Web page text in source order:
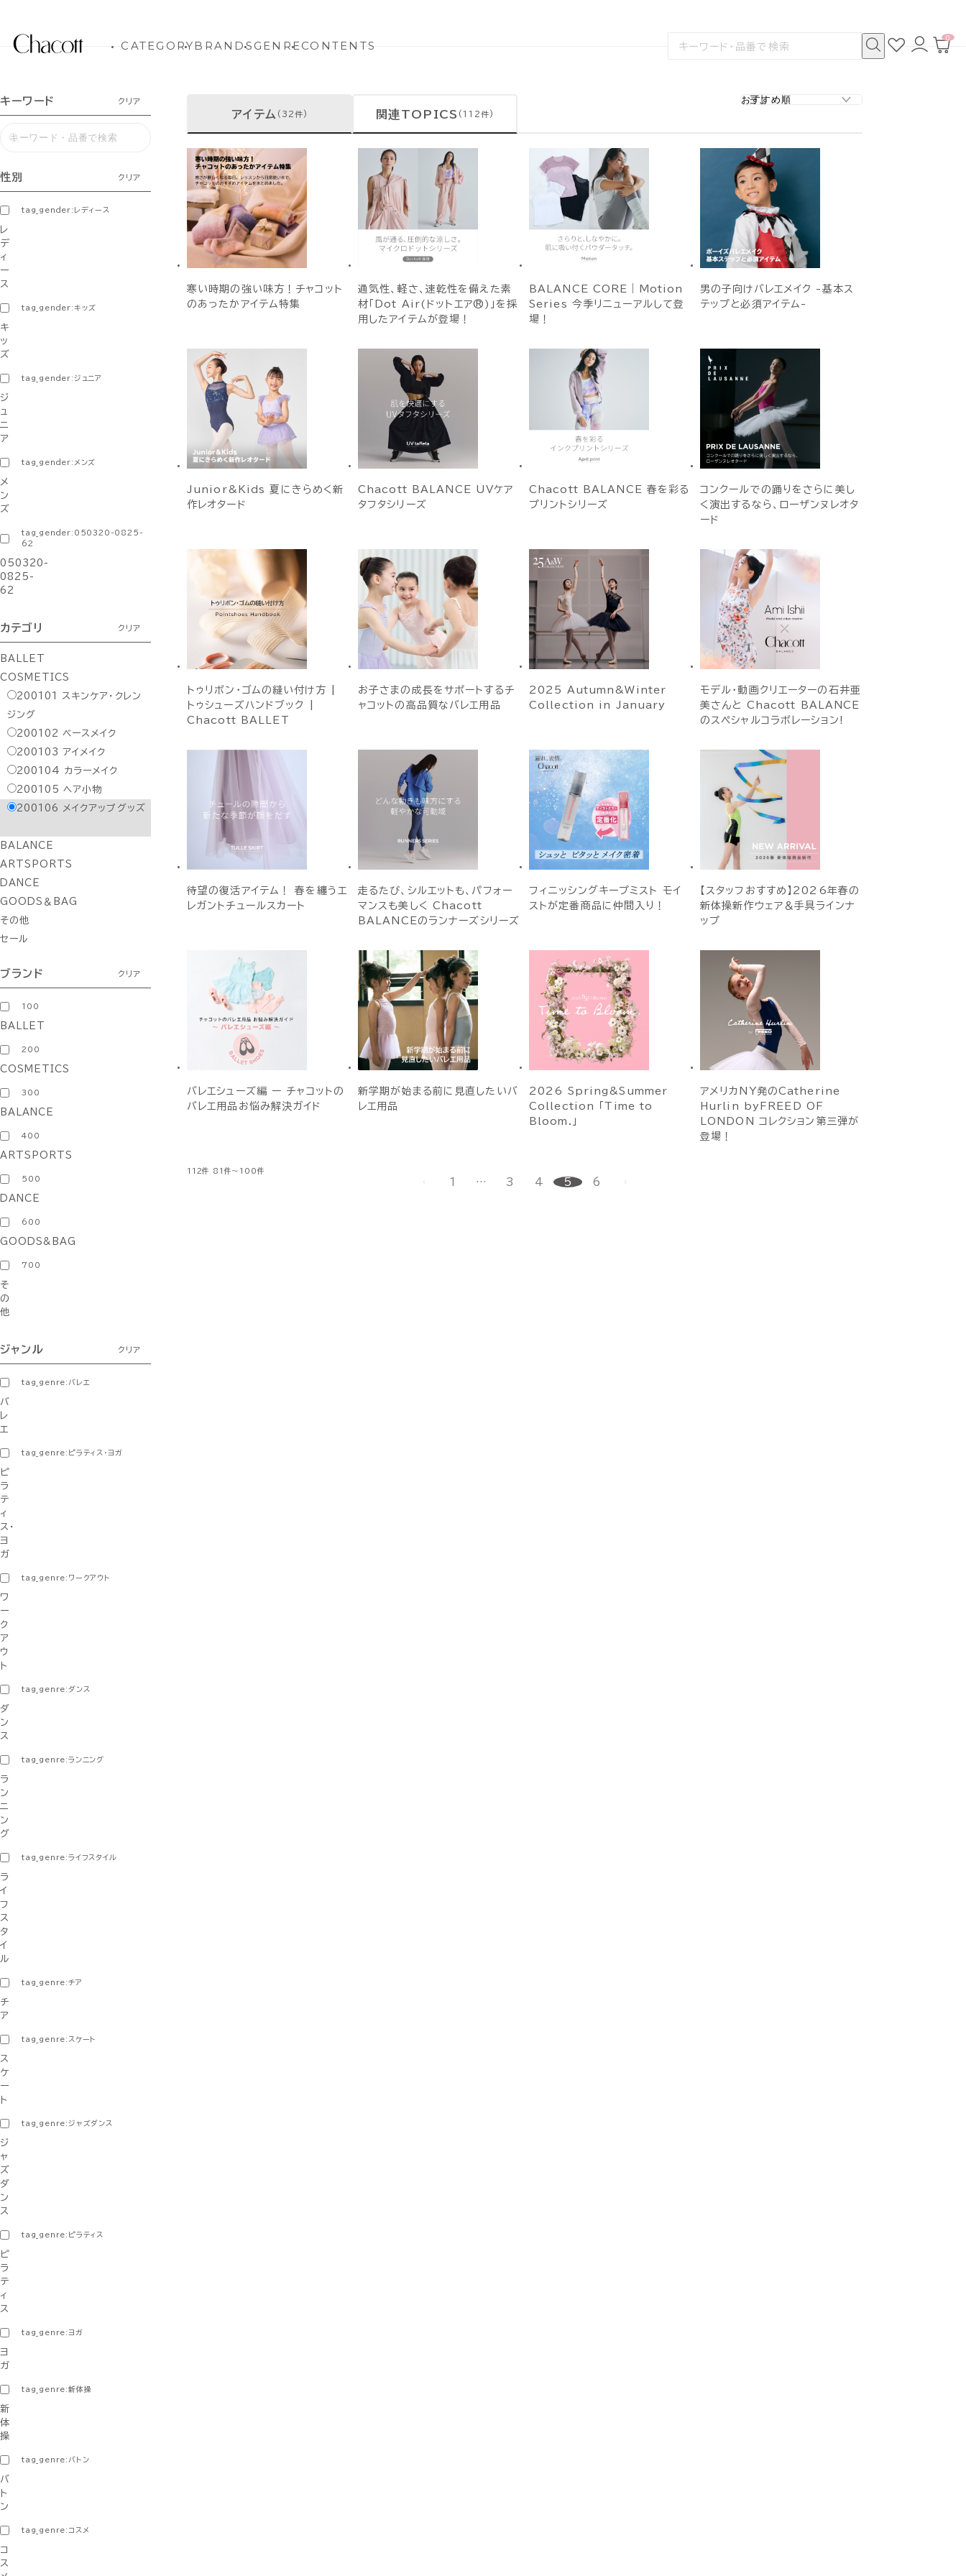
CATEGORYBRANDSGENRECONTENTS
検
お
気
ロ
グ
カ
0
キーワード クリア
性別 クリア
tag_gender:レディース
レ
デ
ィ
ー
ス
tag_gender:キッズ
キ
ッ
ズ
tag_gender:ジュニア
ジ
ュ
ニ
ア
tag_gender:メンズ
メ
ン
ズ
tag_gender:050320-0825-
62
050320-
0825-
62
カテゴリ クリア
BALLET
COSMETICS
200101
スキンケア・クレン
ジング
200102 ベースメイク
200103 アイメイク
200104
カラーメイク
200105 ヘア小物
200106
メイクアップグッズ
BALANCE
ARTSPORTS
DANCE
GOODS＆BAG
その他
セール
ブランド クリア
100
BALLET
200
COSMETICS
300
BALANCE
400
ARTSPORTS
500
DANCE
600
GOODS&BAG
700
そ
の
他
ジャンル クリア
tag_genre:バレエ
バ
レ
エ
tag_genre:ピラティス・ヨガ
ピ
ラ
テ
ィ
ス・
ヨ
ガ
tag_genre:ワークアウト
ワ
ー
ク
ア
ウ
ト
tag_genre:ダンス
ダ
ン
ス
tag_genre:ランニング
ラ
ン
ニ
ン
グ
tag_genre:ライフスタイル
ラ
イ
フ
ス
タ
イ
ル
tag_genre:チア
チ
ア
tag_genre:スケート
ス
ケ
ー
ト
tag_genre:ジャズダンス
ジ
ャ
ズ
ダ
ン
ス
tag_genre:ピラティス
ピ
ラ
テ
ィ
ス
tag_genre:ヨガ
ヨ
ガ
tag_genre:新体操
新
体
操
tag_genre:バトン
バ
ト
ン
tag_genre:コスメ
コ
ス
アイテム (32件) 関連TOPICS (112件)
寒い時期の強い味方！チャコット
のあったかアイテム特集
通気性、軽さ、速乾性を備えた素
材「Dot Air(ドットエア®)」を採
用したアイテムが登場！
BALANCE CORE｜Motion
Series 今季リニューアルして登
場！
男の子向けバレエメイク -基本ス
テップと必須アイテム-
Junior&Kids 夏にきらめく新
作レオタード
Chacott BALANCE UVケア
タフタシリーズ
Chacott BALANCE 春を彩る
プリントシリーズ
コンクールでの踊りをさらに美し
く演出するなら、ローザンヌレオタ
ード
トゥリボン・ゴムの縫い付け方 |
トゥシューズハンドブック |
Chacott BALLET
お子さまの成長をサポートするチ
ャコットの高品質なバレエ用品
2025 Autumn&Winter
Collection in January
モデル・動画クリエーターの石井亜
美さんと Chacott BALANCE
のスペシャルコラボレーション!
待望の復活アイテム！ 春を纏うエ
レガントチュールスカート
走るたび、シルエットも、パフォー
マンスも美しく Chacott
BALANCEのランナーズシリーズ
フィニッシングキープミスト モイ
ストが定番商品に仲間入り！
【スタッフおすすめ】2026年春の
新体操新作ウェア＆手具ラインナ
ップ
バレエシューズ編 ー チャコットの
バレエ用品お悩み解決ガイド
新学期が始まる前に見直したいバ
レエ用品
2026 Spring&Summer
Collection 「Time to
Bloom.」
アメリカNY発のCatherine
Hurlin byFREED OF
LONDON コレクション第三弾が
登場！
112件 81件～100件
1 … 3 4 5 6